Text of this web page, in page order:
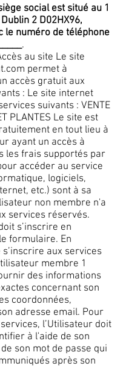
social est situé au 1
2 D02HX96,
le numéro de téléphone
.
au site Le site
permet à
accès gratuit aux
: Le site internet
suivants : VENTE
PLANTES Le site est
en tout lieu à
ayant un accès à
les frais supportés par
accéder au service
logiciels,
etc.) sont à sa
non membre n'a
services réservés.
s’inscrire en
formulaire. En
s’inscrire aux services
membre 1
des informations
concernant son
coordonnées,
adresse email. Pour
l’Utilisateur doit
à l'aide de son
son mot de passe qui
après son